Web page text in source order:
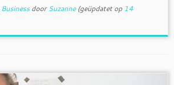
BusinessdoorSuzanne(geüpdatet op 14